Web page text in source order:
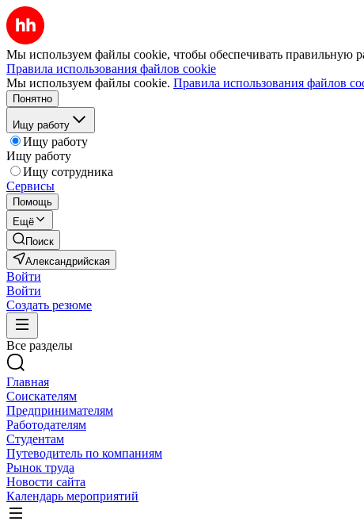
Мы используем файлы cookie, чтобы обеспечивать правильную
Правила использования файлов cookie
Мы используем файлы cookie. Правила использования файлов
Понятно
Ищу работу
Ищу работу
Ищу работу
Ищу сотрудника
Сервисы
Помощь
Ещё
Поиск
Александрийская
Войти
Войти
Создать резюме
Все разделы
Главная
Соискателям
Предпринимателям
Работодателям
Студентам
Путеводитель по компаниям
Рынок труда
Новости сайта
Календарь мероприятий